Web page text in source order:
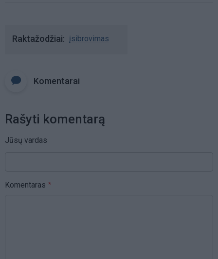
Raktažodžiai įsibrovimas
Komentarai
Rašyti komentarą
Jūsų vardas
Komentaras